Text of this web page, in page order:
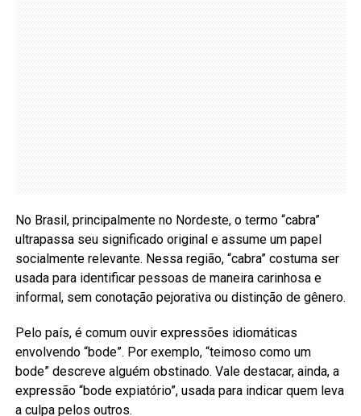
No Brasil, principalmente no Nordeste, o termo “cabra”
ultrapassa seu significado original e assume um papel
socialmente relevante. Nessa região, “cabra” costuma ser
usada para identificar pessoas de maneira carinhosa e
informal, sem conotação pejorativa ou distinção de gênero.
Pelo país, é comum ouvir expressões idiomáticas
envolvendo “bode”. Por exemplo, “teimoso como um
bode” descreve alguém obstinado. Vale destacar, ainda, a
expressão “bode expiatório”, usada para indicar quem leva
a culpa pelos outros.